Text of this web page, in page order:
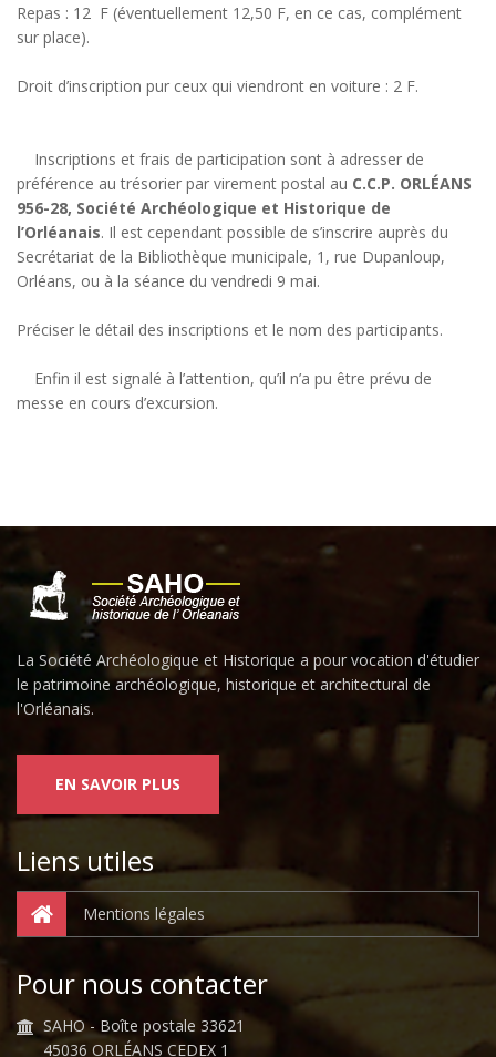
Repas : 12 F (éventuellement 12,50 F, en ce cas, complément
sur place).
Droit d’inscription pur ceux qui viendront en voiture : 2 F.
Inscriptions et frais de participation sont à adresser de
préférence au trésorier par virement postal au C.C.P. ORLÉANS
956-28, Société Archéologique et Historique de
l’Orléanais. Il est cependant possible de s’inscrire auprès du
Secrétariat de la Bibliothèque municipale, 1, rue Dupanloup,
Orléans, ou à la séance du vendredi 9 mai.
Préciser le détail des inscriptions et le nom des participants.
Enfin il est signalé à l’attention, qu’il n’a pu être prévu de
messe en cours d’excursion.
La Société Archéologique et Historique a pour vocation d'étudier
le patrimoine archéologique, historique et architectural de
l'Orléanais.
EN SAVOIR PLUS
Liens utiles
Mentions légales
Pour nous contacter
SAHO - Boîte postale 33621
45036 ORLÉANS CEDEX 1